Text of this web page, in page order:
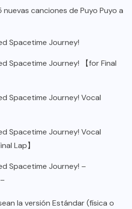
nuevas canciones de Puyo Puyo a
Spacetime Journey!
Spacetime Journey! 【for Final
Spacetime Journey! Vocal
Spacetime Journey! Vocal
Lap】
Spacetime Journey! –
la versión Estándar (física o